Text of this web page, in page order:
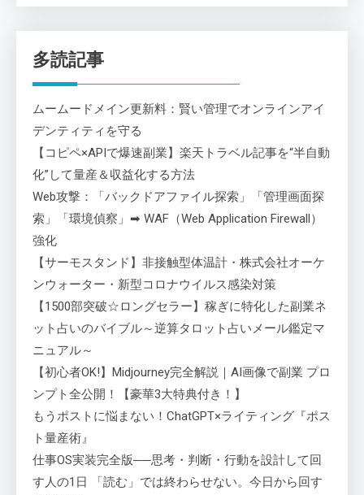
多読記事
ムームードメイン更新料：賢い管理でオンラインアイ
デンティティを守る
【コピペ×APIで爆速副業】楽天トラベル記事を“半自動
化”して量産＆収益化する方法
Web攻撃：「バックドアファイル探索」「管理画面探
索」「環境偵察」➡ WAF（Web Application Firewall）
強化
【サーモスタンド】非接触型体温計・株式会社オーケ
ンウォーター・新型コロナウイルス感染対策
【1500部突破☆ロングセラー】稼ぎに特化した副業ネ
ット占いのバイブル～逆算タロット占いメール鑑定マ
ニュアル～
【初心者OK!】Midjourney完全解説｜AI画像で副業 プロ
ンプト全公開！【豪華3大特典付き！】
もうポストに悩まない！ChatGPT×ライティング『ポス
ト量産術』
仕事OS実装完全版──思考・判断・行動を設計して回
す人の1日 「読む」では終わらせない。今日から回す